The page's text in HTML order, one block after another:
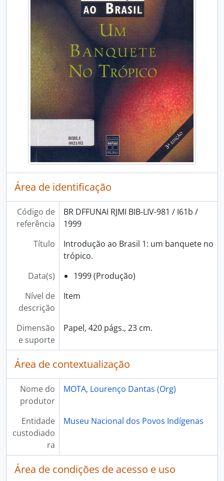
Área de identificação
Código de
referência
BR DFFUNAI RJMI BIB-LIV-981 / I61b /
1999
Título
Introdução ao Brasil 1: um banquete no
trópico.
Data(s)
1999 (Produção)
Nível de
descrição
Item
Dimensão
e suporte
Papel, 420 págs., 23 cm.
Área de contextualização
Nome do
produtor
MOTA, Lourenço Dantas (Org)
Entidade
custodiado
ra
Museu Nacional dos Povos Indígenas
Área de condições de acesso e uso